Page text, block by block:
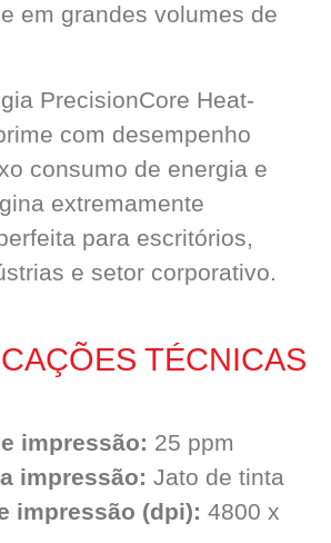
em grandes volumes de
PrecisionCore Heat-
com desempenho
consumo de energia e
extremamente
para escritórios,
e setor corporativo.
TÉCNICAS
impressão: 25 ppm
impressão: Jato de tinta
impressão (dpi): 4800 x